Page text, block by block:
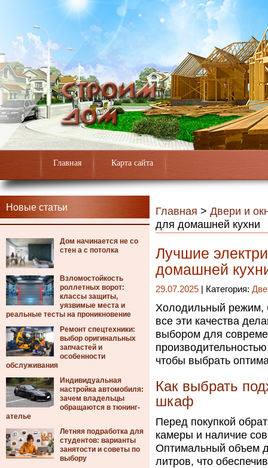
Главная Карта сайта
Новые статьи
Дом начинается не со
стен а с потолка
Взломостойкость
роллетных ворот:
классы защиты,
уязвимые места и
реальные тесты на проникновение
Ремонт спецтехники:
выбор оригинальных
запчастей и
особенности
обслуживания
Индивидуальная
настройка автомобиля:
зачем владельцы
обращаются в тюнинг-
ателье
Летняя подработка для
студентов: варианты
занятости и советы по
выбору
Главная > Двери и
для домашней кухни
Лучшие
домашней
29.07.2025 | Категория:
Холодильный режим,
все эти качества
выбором для
чтобы выбрать
Как выбрать
шкаф
Перед покупкой
камеры и наличие
Оптимальный объем
литров, что